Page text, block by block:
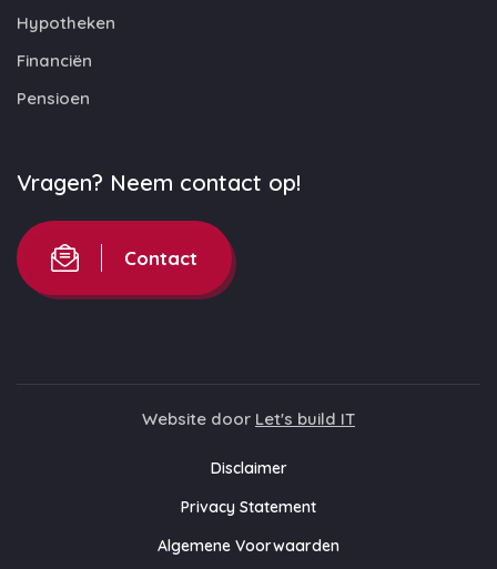
Hypotheken
Financiën
Pensioen
Vragen? Neem contact op!
Contact
Website door Let's build IT
Disclaimer
Privacy Statement
Algemene Voorwaarden